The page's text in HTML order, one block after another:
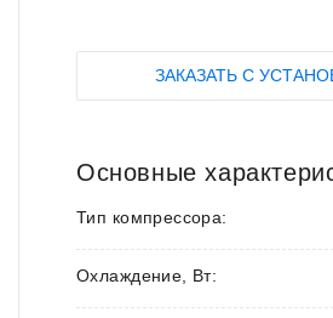
ЗАКАЗАТЬ С
Основные
Тип компрессора:
Охлаждение, Вт: